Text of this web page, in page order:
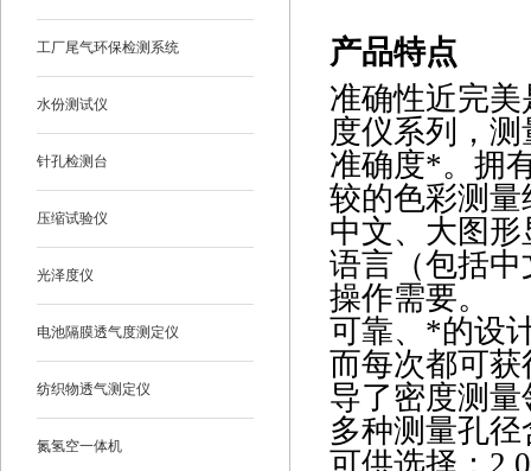
工厂尾气环保检测系统
水份测试仪
针孔检测台
压缩试验仪
光泽度仪
电池隔膜透气度测定仪
纺织物透气测定仪
氮氢空一体机
产品特点
准确性近完
度仪系列，
准确度*。拥
较的色彩测量
中文、大图
语言（包括
操作需要。
可靠、*的设
而每次都可
导了密度测
多种测量孔
可供选择：